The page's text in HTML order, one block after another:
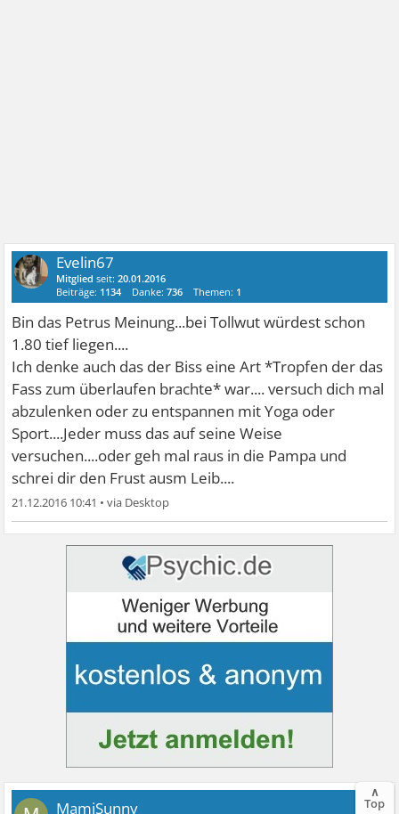
Evelin67
Mitglied seit:20.01.2016
Beiträge: 1134 Danke:736 Themen: 1
Bin das Petrus Meinung...bei Tollwut würdest schon
1.80 tief liegen....
Ich denke auch das der Biss eine Art *Tropfen der das
Fass zum überlaufen brachte* war.... versuch dich mal
abzulenken oder zu entspannen mit Yoga oder
Sport....Jeder muss das auf seine Weise
versuchen....oder geh mal raus in die Pampa und
schrei dir den Frust ausm Leib....
21.12.2016 10:41 •
MamiSunny
∧
Top